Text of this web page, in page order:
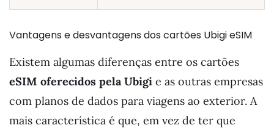
Vantagens e desvantagens dos cartões Ubigi eSIM
Existem algumas diferenças entre os cartões
eSIM oferecidos pela Ubigi e as outras empresas
com planos de dados para viagens ao exterior. A
mais característica é que, em vez de ter que